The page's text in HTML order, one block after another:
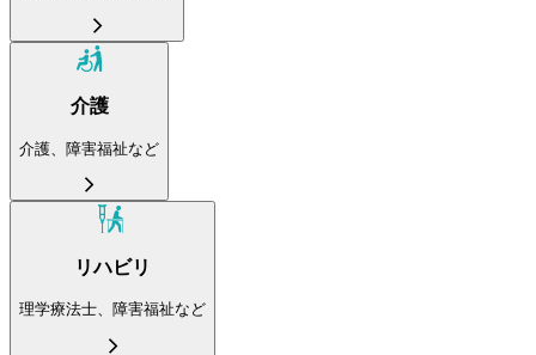
介護
介護、障害福祉など
リハビリ
理学療法士、障害福祉など